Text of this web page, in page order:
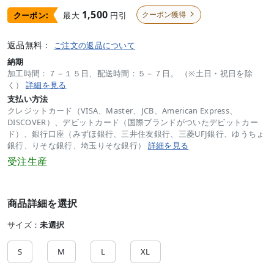
クーポン: 最大 1,500 円引 クーポン獲得 
返品無料： ご注文の返品について
納期
加工時間：７－１５日、配送時間：５－７日。 （※土日・祝日を除
く） 詳細を見る
支払い方法
クレジットカード（VISA、Master、JCB、American Express、
DISCOVER）、デビットカード（国際ブランドがついたデビットカー
ド）、銀行口座（みずほ銀行、三井住友銀行、三菱UFJ銀行、ゆうちょ
銀行、りそな銀行、埼玉りそな銀行） 詳細を見る
受注生産
商品詳細を選択
サイズ：未選択
S M L XL